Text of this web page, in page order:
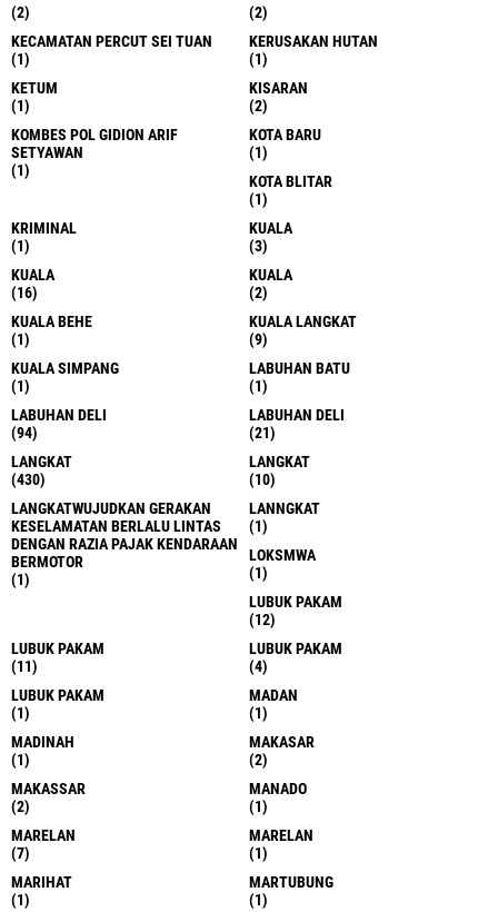
(2)
(2)
KECAMATAN PERCUT SEI TUAN
(1)
KERUSAKAN HUTAN
(1)
KETUM
(1)
KISARAN
(2)
KOMBES POL GIDION ARIF
SETYAWAN
(1)
KOTA BARU
(1)
KOTA BLITAR
(1)
KRIMINAL
(1)
KUALA
(3)
KUALA
(16)
KUALA
(2)
KUALA BEHE
(1)
KUALA LANGKAT
(9)
KUALA SIMPANG
(1)
LABUHAN BATU
(1)
LABUHAN DELI
(94)
LABUHAN DELI
(21)
LANGKAT
(430)
LANGKAT
(10)
LANGKATWUJUDKAN GERAKAN
KESELAMATAN BERLALU LINTAS
DENGAN RAZIA PAJAK KENDARAAN
BERMOTOR
(1)
LANNGKAT
(1)
LOKSMWA
(1)
LUBUK PAKAM
(12)
LUBUK PAKAM
(11)
LUBUK PAKAM
(4)
LUBUK PAKAM
(1)
MADAN
(1)
MADINAH
(1)
MAKASAR
(2)
MAKASSAR
(2)
MANADO
(1)
MARELAN
(7)
MARELAN
(1)
MARIHAT
(1)
MARTUBUNG
(1)